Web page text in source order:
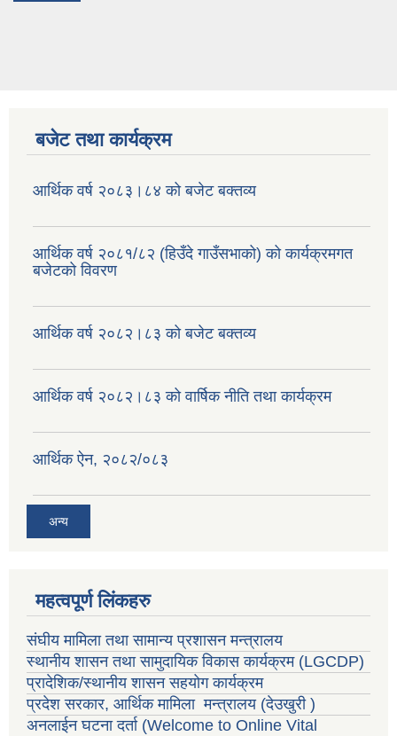
बजेट तथा कार्यक्रम
आर्थिक वर्ष २०८३।८४ को बजेट बक्तव्य
आर्थिक वर्ष २०८१/८२ (हिउँदे गाउँसभाको) को कार्यक्रमगत
बजेटको विवरण
आर्थिक वर्ष २०८२।८३ को बजेट बक्तव्य
आर्थिक वर्ष २०८२।८३ को वार्षिक नीति तथा कार्यक्रम
आर्थिक ऐन, २०८२/०८३
अन्य
महत्वपूर्ण लिंकहरु
संघीय मामिला तथा सामान्य प्रशासन मन्त्रालय
स्थानीय शासन तथा सामुदायिक विकास कार्यक्रम (LGCDP)
प्रादेशिक/स्थानीय शासन सहयोग कार्यक्रम
प्रदेश सरकार, आर्थिक मामिला मन्त्रालय (देउखुरी )
अनलाईन घटना दर्ता (Welcome to Online Vital